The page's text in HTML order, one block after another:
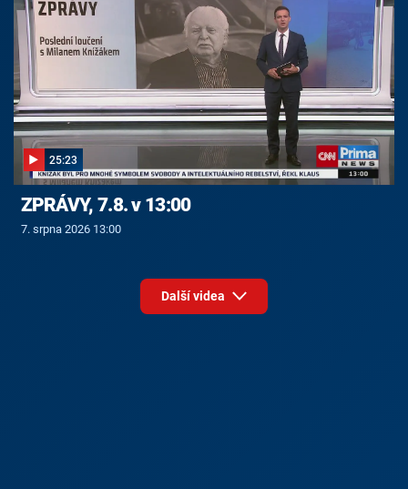
25:23
ZPRÁVY, 7.8. v 13:00
7. srpna 2026 13:00
Další videa